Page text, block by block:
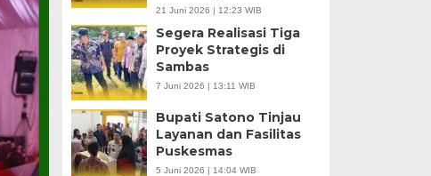
21 Juni 2026 | 12:23 WIB
Segera Realisasi Tiga
Proyek Strategis di
Sambas
7 Juni 2026 | 13:11 WIB
Bupati Satono Tinjau
Layanan dan Fasilitas
Puskesmas
5 Juni 2026 | 14:04 WIB